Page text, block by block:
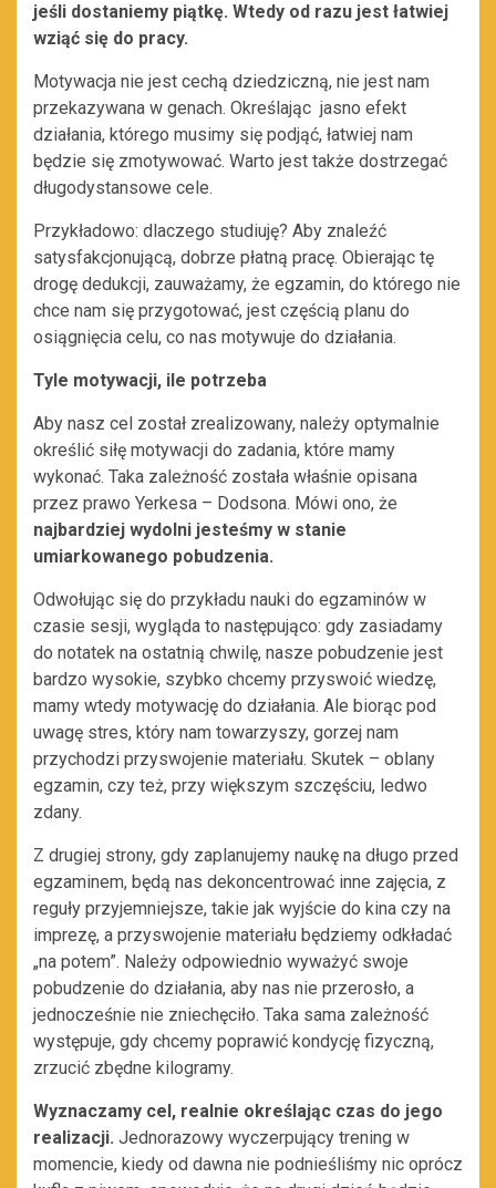
jeśli dostaniemy piątkę. Wtedy od razu jest łatwiej
wziąć się do pracy.
Motywacja nie jest cechą dziedziczną, nie jest nam
przekazywana w genach. Określając jasno efekt
działania, którego musimy się podjąć, łatwiej nam
będzie się zmotywować. Warto jest także dostrzegać
długodystansowe cele.
Przykładowo: dlaczego studiuję? Aby znaleźć
satysfakcjonującą, dobrze płatną pracę. Obierając tę
drogę dedukcji, zauważamy, że egzamin, do którego nie
chce nam się przygotować, jest częścią planu do
osiągnięcia celu, co nas motywuje do działania.
Tyle motywacji, ile potrzeba
Aby nasz cel został zrealizowany, należy optymalnie
określić siłę motywacji do zadania, które mamy
wykonać. Taka zależność została właśnie opisana
przez prawo Yerkesa – Dodsona. Mówi ono, że
najbardziej wydolni jesteśmy w stanie
umiarkowanego pobudzenia.
Odwołując się do przykładu nauki do egzaminów w
czasie sesji, wygląda to następująco: gdy zasiadamy
do notatek na ostatnią chwilę, nasze pobudzenie jest
bardzo wysokie, szybko chcemy przyswoić wiedzę,
mamy wtedy motywację do działania. Ale biorąc pod
uwagę stres, który nam towarzyszy, gorzej nam
przychodzi przyswojenie materiału. Skutek – oblany
egzamin, czy też, przy większym szczęściu, ledwo
zdany.
Z drugiej strony, gdy zaplanujemy naukę na długo przed
egzaminem, będą nas dekoncentrować inne zajęcia, z
reguły przyjemniejsze, takie jak wyjście do kina czy na
imprezę, a przyswojenie materiału będziemy odkładać
„na potem”. Należy odpowiednio wyważyć swoje
pobudzenie do działania, aby nas nie przerosło, a
jednocześnie nie zniechęciło. Taka sama zależność
występuje, gdy chcemy poprawić kondycję fizyczną,
zrzucić zbędne kilogramy.
Wyznaczamy cel, realnie określając czas do jego
realizacji. Jednorazowy wyczerpujący trening w
momencie, kiedy od dawna nie podnieśliśmy nic oprócz